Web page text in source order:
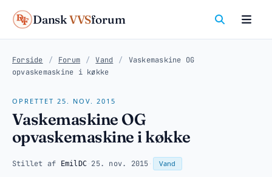
DanskVVSforum
Forside / Forum / Vand /
Vaskemaskine OG
opvaskemaskine i køkke
OPRETTET 25. NOV. 2015
Vaskemaskine OG
opvaskemaskine i køkke
Stillet af EmilDC 25. nov. 2015 Vand